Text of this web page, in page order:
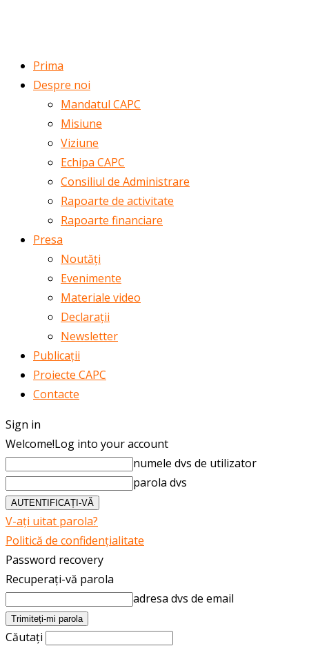
Prima
Despre noi
Mandatul CAPC
Misiune
Viziune
Echipa CAPC
Consiliul de Administrare
Rapoarte de activitate
Rapoarte financiare
Presa
Noutăți
Evenimente
Materiale video
Declarații
Newsletter
Publicații
Proiecte CAPC
Contacte
Sign in
Welcome!Log into your account
numele dvs de utilizator
parola dvs
V-ați uitat parola?
Politică de confidențialitate
Password recovery
Recuperați-vă parola
adresa dvs de email
Căutați